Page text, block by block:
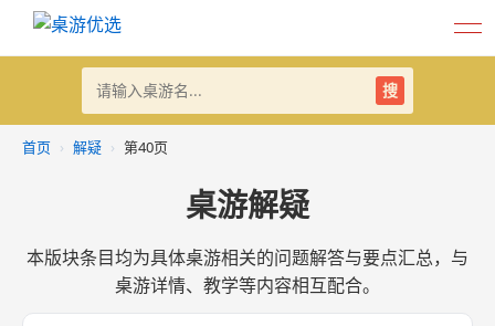
搜
首页 › 解疑 › 第40页
桌游解疑
本版块条目均为具体桌游相关的问题解答与要点汇总，与
桌游详情、教学等内容相互配合。